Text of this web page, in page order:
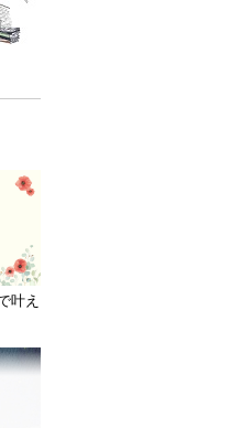
叶え